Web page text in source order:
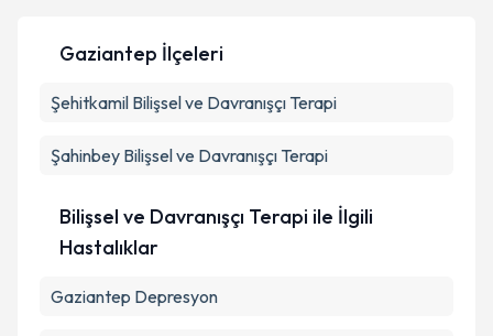
Metni'ni okudum ve kişisel verilerimin belirtilen
Gaziantep İlçeleri
Şehitkamil Bilişsel ve Davranışçı Terapi
Şahinbey Bilişsel ve Davranışçı Terapi
Bilişsel ve Davranışçı Terapi ile İlgili
Hastalıklar
Gaziantep Depresyon